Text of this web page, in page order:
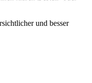
und besser